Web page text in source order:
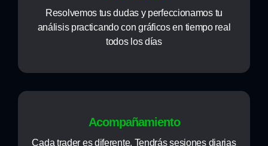
Resolvemos tus dudas y perfeccionamos tu
análisis practicando con gráficos en tiempo real
todos los días
Acompañamiento
Cada trader es diferente. Tendrás sesiones diarias